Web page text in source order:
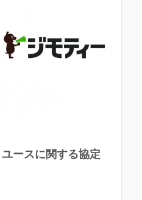
ースに関する協定